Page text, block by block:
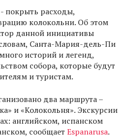
покрыть расходы,
колокольни. Об этом
данной инициативы
Санта-Мария-дель-Пи
историй и легенд,
собора, которые будут
и туристам.
два маршрута –
и «Колокольня». Экскурсии
английском, испанском
сообщает Espanarusa.